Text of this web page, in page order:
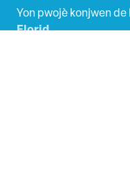
Yon pwojè konjwen de
Florid.